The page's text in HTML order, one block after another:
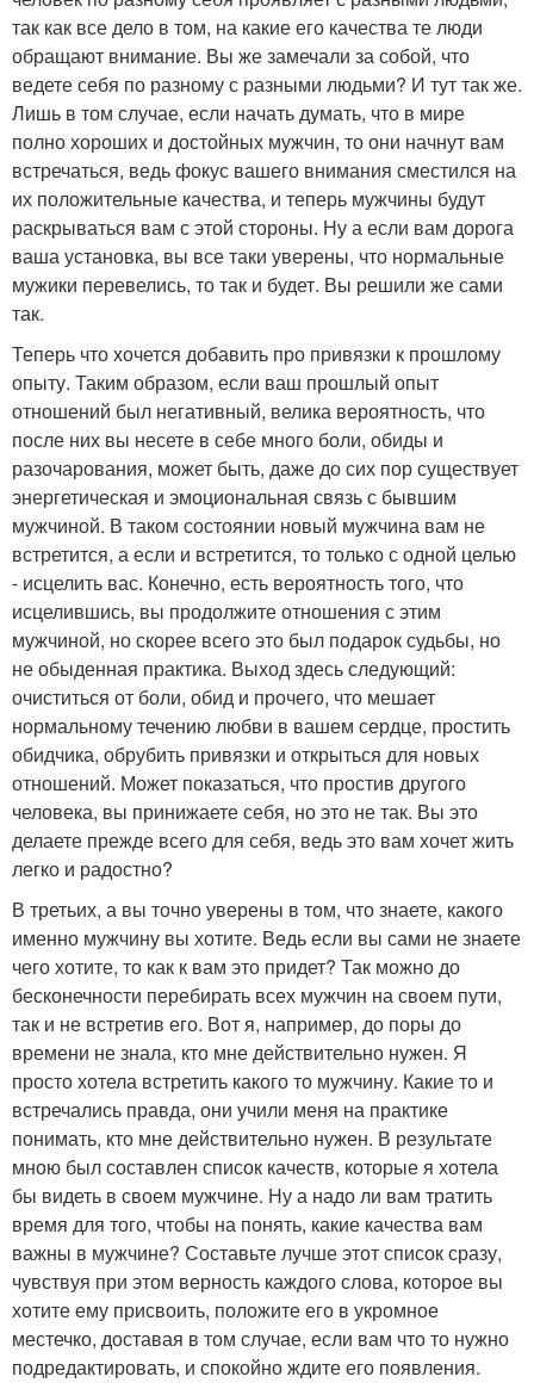
так как все дело в том, на какие его качества те люди
обращают внимание. Вы же замечали за собой, что
ведете себя по разному с разными людьми? И тут так же.
Лишь в том случае, если начать думать, что в мире
полно хороших и достойных мужчин, то они начнут вам
встречаться, ведь фокус вашего внимания сместился на
их положительные качества, и теперь мужчины будут
раскрываться вам с этой стороны. Ну а если вам дорога
ваша установка, вы все таки уверены, что нормальные
мужики перевелись, то так и будет. Вы решили же сами
так.
Теперь что хочется добавить про привязки к прошлому
опыту. Таким образом, если ваш прошлый опыт
отношений был негативный, велика вероятность, что
после них вы несете в себе много боли, обиды и
разочарования, может быть, даже до сих пор существует
энергетическая и эмоциональная связь с бывшим
мужчиной. В таком состоянии новый мужчина вам не
встретится, а если и встретится, то только с одной целью
- исцелить вас. Конечно, есть вероятность того, что
исцелившись, вы продолжите отношения с этим
мужчиной, но скорее всего это был подарок судьбы, но
не обыденная практика. Выход здесь следующий:
очиститься от боли, обид и прочего, что мешает
нормальному течению любви в вашем сердце, простить
обидчика, обрубить привязки и открыться для новых
отношений. Может показаться, что простив другого
человека, вы принижаете себя, но это не так. Вы это
делаете прежде всего для себя, ведь это вам хочет жить
легко и радостно?
В третьих, а вы точно уверены в том, что знаете, какого
именно мужчину вы хотите. Ведь если вы сами не знаете
чего хотите, то как к вам это придет? Так можно до
бесконечности перебирать всех мужчин на своем пути,
так и не встретив его. Вот я, например, до поры до
времени не знала, кто мне действительно нужен. Я
просто хотела встретить какого то мужчину. Какие то и
встречались правда, они учили меня на практике
понимать, кто мне действительно нужен. В результате
мною был составлен список качеств, которые я хотела
бы видеть в своем мужчине. Ну а надо ли вам тратить
время для того, чтобы на понять, какие качества вам
важны в мужчине? Составьте лучше этот список сразу,
чувствуя при этом верность каждого слова, которое вы
хотите ему присвоить, положите его в укромное
местечко, доставая в том случае, если вам что то нужно
подредактировать, и спокойно ждите его появления.